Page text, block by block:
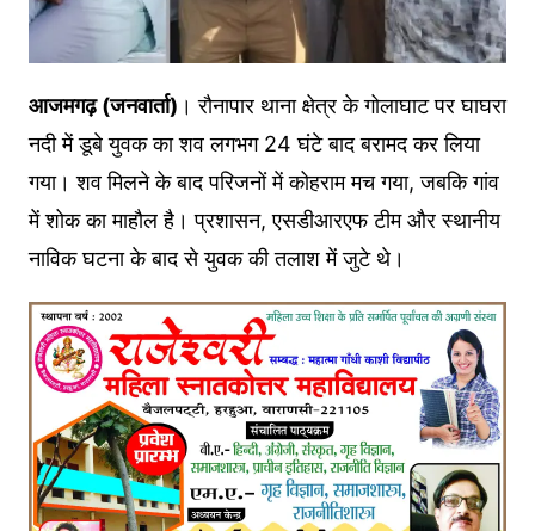
आजमगढ़ (जनवार्ता) । रौनापार थाना क्षेत्र के गोलाघाट पर घाघरा
नदी में डूबे युवक का शव लगभग 24 घंटे बाद बरामद कर लिया
गया। शव मिलने के बाद परिजनों में कोहराम मच गया, जबकि गांव
में शोक का माहौल है। प्रशासन, एसडीआरएफ टीम और स्थानीय
नाविक घटना के बाद से युवक की तलाश में जुटे थे।